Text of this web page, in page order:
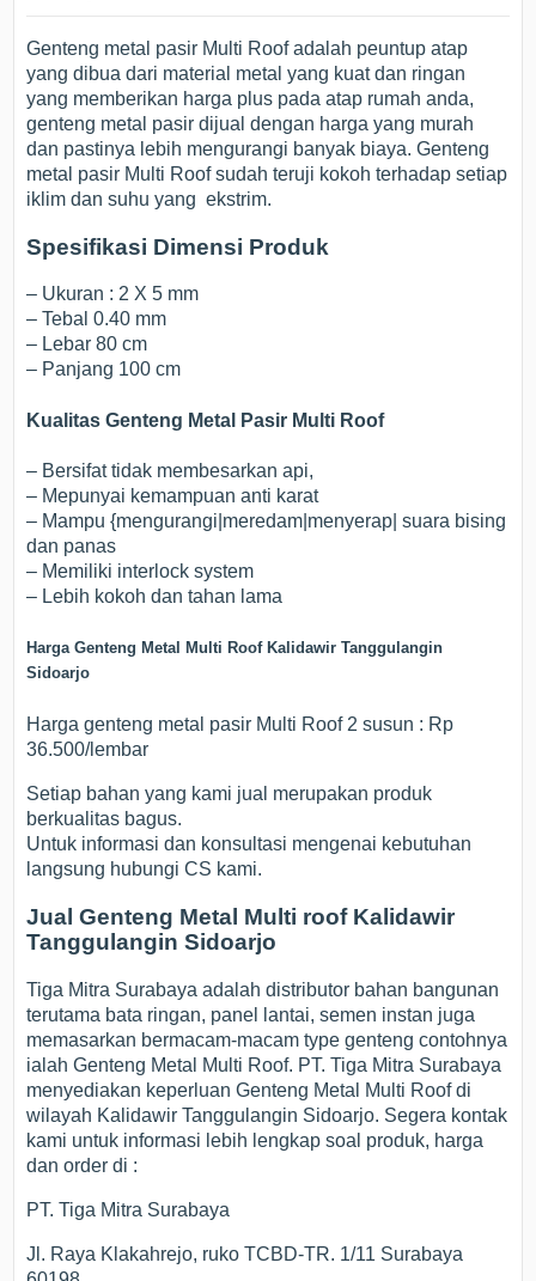
Genteng metal pasir Multi Roof adalah peuntup atap
yang dibua dari material metal yang kuat dan ringan
yang memberikan harga plus pada atap rumah anda,
genteng metal pasir dijual dengan harga yang murah
dan pastinya lebih mengurangi banyak biaya. Genteng
metal pasir Multi Roof sudah teruji kokoh terhadap setiap
iklim dan suhu yang ekstrim.
Spesifikasi Dimensi Produk
– Ukuran : 2 X 5 mm
– Tebal 0.40 mm
– Lebar 80 cm
– Panjang 100 cm
Kualitas Genteng Metal Pasir Multi Roof
– Bersifat tidak membesarkan api,
– Mepunyai kemampuan anti karat
– Mampu {mengurangi|meredam|menyerap| suara bising
dan panas
– Memiliki interlock system
– Lebih kokoh dan tahan lama
Harga Genteng Metal Multi Roof Kalidawir Tanggulangin
Sidoarjo
Harga genteng metal pasir Multi Roof 2 susun : Rp
36.500/lembar
Setiap bahan yang kami jual merupakan produk
berkualitas bagus.
Untuk informasi dan konsultasi mengenai kebutuhan
langsung hubungi CS kami.
Jual Genteng Metal Multi roof Kalidawir
Tanggulangin Sidoarjo
Tiga Mitra Surabaya adalah distributor bahan bangunan
terutama bata ringan, panel lantai, semen instan juga
memasarkan bermacam-macam type genteng contohnya
ialah Genteng Metal Multi Roof. PT. Tiga Mitra Surabaya
menyediakan keperluan Genteng Metal Multi Roof di
wilayah Kalidawir Tanggulangin Sidoarjo. Segera kontak
kami untuk informasi lebih lengkap soal produk, harga
dan order di :
PT. Tiga Mitra Surabaya
Jl. Raya Klakahrejo, ruko TCBD-TR. 1/11 Surabaya